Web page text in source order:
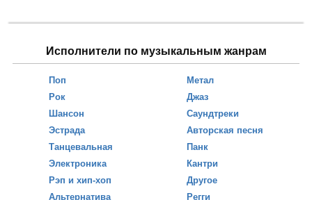
Исполнители по музыкальным жанрам
Поп
Рок
Шансон
Эстрада
Танцевальная
Электроника
Рэп и хип-хоп
Альтернатива
Метал
Джаз
Саундтреки
Авторская песня
Панк
Кантри
Другое
Регги